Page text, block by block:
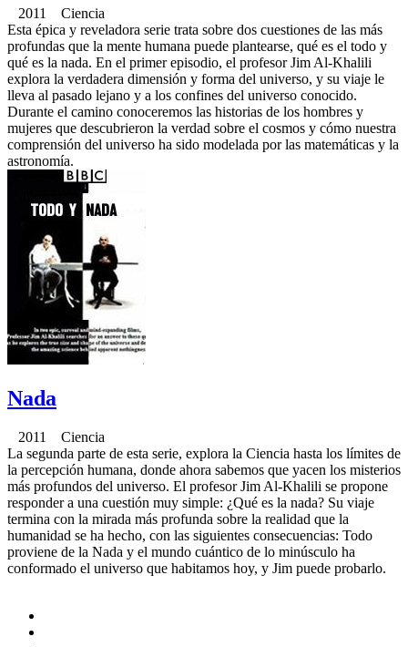
2011 Ciencia
Esta épica y reveladora serie trata sobre dos cuestiones de las más
profundas que la mente humana puede plantearse, qué es el todo y
qué es la nada. En el primer episodio, el profesor Jim Al-Khalili
explora la verdadera dimensión y forma del universo, y su viaje le
lleva al pasado lejano y a los confines del universo conocido.
Durante el camino conoceremos las historias de los hombres y
mujeres que descubrieron la verdad sobre el cosmos y cómo nuestra
comprensión del universo ha sido modelada por las matemáticas y la
astronomía.
Nada
2011 Ciencia
La segunda parte de esta serie, explora la Ciencia hasta los límites de
la percepción humana, donde ahora sabemos que yacen los misterios
más profundos del universo. El profesor Jim Al-Khalili se propone
responder a una cuestión muy simple: ¿Qué es la nada? Su viaje
termina con la mirada más profunda sobre la realidad que la
humanidad se ha hecho, con las siguientes consecuencias: Todo
proviene de la Nada y el mundo cuántico de lo minúsculo ha
conformado el universo que habitamos hoy, y Jim puede probarlo.